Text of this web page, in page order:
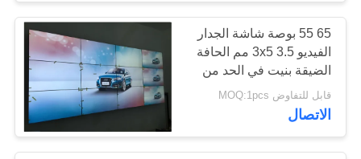
65 55 بوصة شاشة الجدار
الفيديو 3x5 3.5 مم الحافة
الضيقة بنيت في الحد من
الضوضاء 3D
قابل للتفاوض MOQ:1pcs
الاتصال